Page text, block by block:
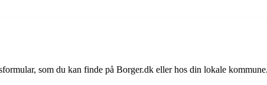
som du kan finde på Borger.dk eller hos din lokale